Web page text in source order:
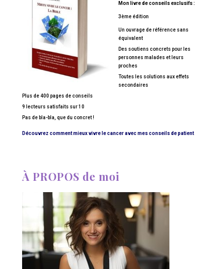
Mon livre de conseils exclusifs :
3ème édition
Un ouvrage de référence sans
équivalent
Des soutiens concrets pour les
personnes malades et leurs
proches
Toutes les solutions aux effets
secondaires
Plus de 400 pages de conseils
9 lecteurs satisfaits sur 10
Pas de bla-bla, que du concret !
Découvrez comment mieux vivre le cancer avec mes conseils de patient
À PROPOS de moi